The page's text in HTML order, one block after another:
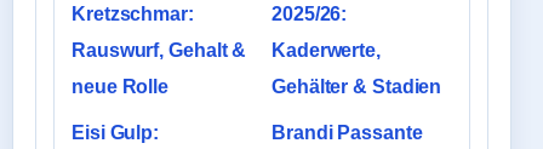
Kretzschmar:
Rauswurf, Gehalt &
neue Rolle
2025/26:
Kaderwerte,
Gehälter & Stadien
Eisi Gulp:
Brandi Passante